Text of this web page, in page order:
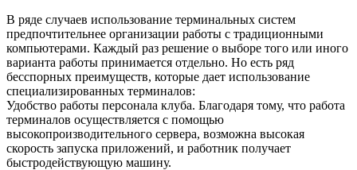
В ряде случаев использование терминальных систем
предпочтительнее организации работы с традиционными
компьютерами. Каждый раз решение о выборе того или иного
варианта работы принимается отдельно. Но есть ряд
бесспорных преимуществ, которые дает использование
специализированных терминалов:
Удобство работы персонала клуба. Благодаря тому, что работа
терминалов осуществляется с помощью
высокопроизводительного сервера, возможна высокая
скорость запуска приложений, и работник получает
быстродействующую машину.